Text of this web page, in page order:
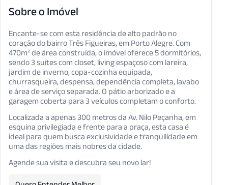
Sobre o Imóvel
Encante-se com esta residência de alto padrão no
coração do bairro Três Figueiras, em Porto Alegre. Com
470m² de área construída, o imóvel oferece 5 dormitórios,
sendo 3 suítes com closet, living espaçoso com lareira,
jardim de inverno, copa-cozinha equipada,
churrasqueira, despensa, dependência completa, lavabo
e área de serviço separada. O pátio arborizado e a
garagem coberta para 3 veículos completam o conforto.
Localizada a apenas 300 metros da Av. Nilo Peçanha, em
esquina privilegiada e frente para a praça, esta casa é
ideal para quem busca exclusividade e tranquilidade em
uma das regiões mais nobres da cidade.
Agende sua visita e descubra seu novo lar!